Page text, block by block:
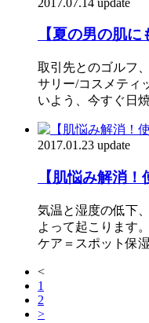
【夏の男の肌
取引先とのゴルフ
サリー/コスメティ
いよう、今すぐ日
2017.01.23 update
【肌悩み解消
気温と湿度の低下
よって起こります
ケア＝スポット保
<
1
2
>